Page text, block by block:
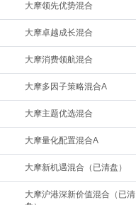
大摩领先优势混合
大摩卓越成长混合
大摩消费领航混合
大摩多因子策略混合A
大摩主题优选混合
大摩量化配置混合A
大摩新机遇混合（已清盘）
大摩沪港深新价值混合（已清